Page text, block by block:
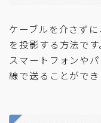
ケーブルを介さず
を投影する方法です
スマートフォンや
線で送ることができ